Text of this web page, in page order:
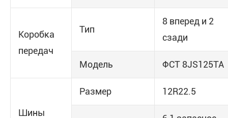
Коробка
передач
Тип
8 вперед и 2
сзади
Модель ФСТ 8JS125TA
Шины
Размер 12R22.5